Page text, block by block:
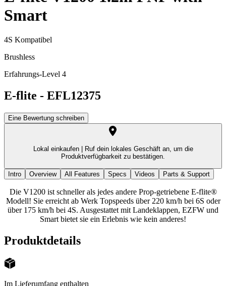
Smart
4S Kompatibel
Brushless
Erfahrungs-Level 4
E-flite - EFL12375
Eine Bewertung schreiben
Lokal einkaufen |
Ruf dein lokales Geschäft an, um die
Produktverfügbarkeit zu bestätigen.
Intro Overview All Features Specs Videos Parts & Support
Die V1200 ist schneller als jedes andere Prop-getriebene E-flite®
Modell! Sie erreicht ab Werk Topspeeds über 220 km/h bei 6S oder
über 175 km/h bei 4S. Ausgestattet mit Landeklappen, EZFW und
Smart bietet sie ein Erlebnis wie kein anderes!
Produktdetails
Im Lieferumfang enthalten